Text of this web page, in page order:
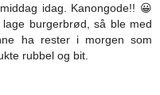
idag. Kanongode!! 😀
burgerbrød, så ble med
ha rester i morgen som
rubbel og bit.